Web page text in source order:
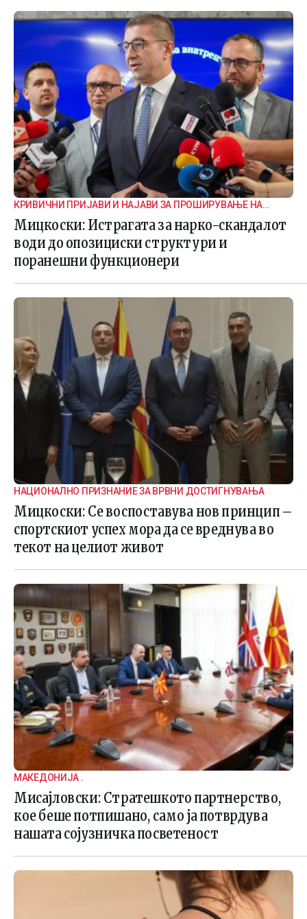
КРИВИЧНИ ПРИЈАВИ И НАЈАВИ ЗА ПРОШИРУВАЊЕ НА
ИСТРАГАТА
Мицкоски: Истрагата за нарко-скандалот
води до опозициски структури и
поранешни функционери
НАЦИОНАЛНО ПРИЗНАНИЕ ЗА ВРВНИ ДОСТИГНУВАЊА
Мицкоски: Се воспоставува нов принцип –
спортскиот успех мора да се вреднува во
текот на целиот живот
МАКЕДОНИЈА .
Мисајловски: Стратешкото партнерство,
кое беше потпишано, само ја потврдува
нашата сојузничка посветеност